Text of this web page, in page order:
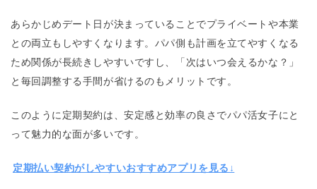
あらかじめデート日が決まっていることでプライベートや本業
との両立もしやすくなります。パパ側も計画を立てやすくなる
ため関係が長続きしやすいですし、「次はいつ会えるかな？」
と毎回調整する手間が省けるのもメリットです。
このように定期契約は、安定感と効率の良さでパパ活女子にと
って魅力的な面が多いです。
定期払い契約がしやすいおすすめアプリを見る↓